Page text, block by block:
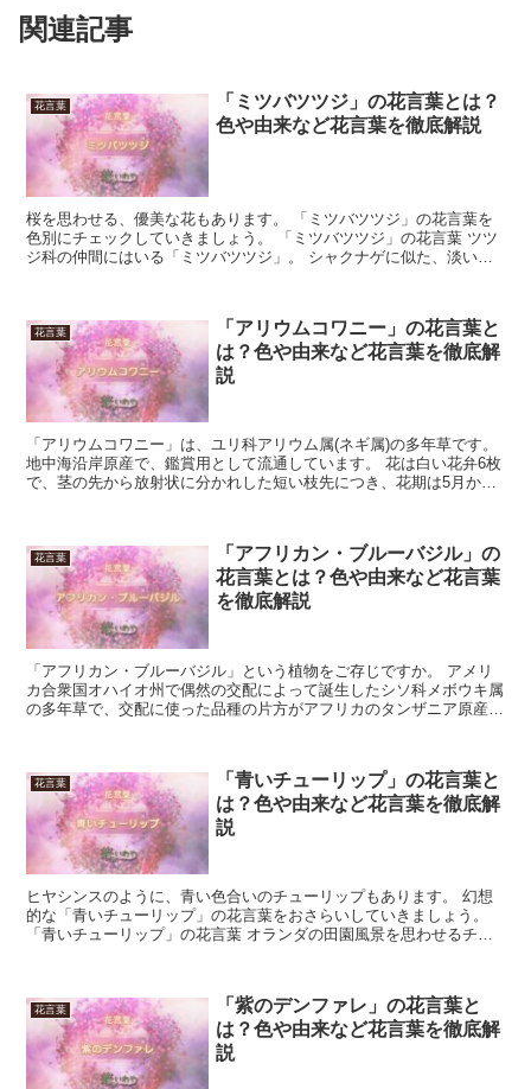
関連記事
花言葉
「ミツバツツジ」の花言葉とは？
色や由来など花言葉を徹底解説
桜を思わせる、優美な花もあります。 「ミツバツツジ」の花言葉を
色別にチェックしていきましょう。 「ミツバツツジ」の花言葉 ツツ
ジ科の仲間にはいる「ミツバツツジ」。 シャクナゲに似た、淡いド
花言葉
「アリウムコワニー」の花言葉と
は？色や由来など花言葉を徹底解
説
「アリウムコワニー」は、ユリ科アリウム属(ネギ属)の多年草です。
地中海沿岸原産で、鑑賞用として流通しています。 花は白い花弁6枚
で、茎の先から放射状に分かれした短い枝先につき、花期は5月から
花言葉
「アフリカン・ブルーバジル」の
花言葉とは？色や由来など花言葉
を徹底解説
「アフリカン・ブルーバジル」という植物をご存じですか。 アメリ
カ合衆国オハイオ州で偶然の交配によって誕生したシソ科メボウキ属
の多年草で、交配に使った品種の片方がアフリカのタンザニア原産だ
花言葉
「青いチューリップ」の花言葉と
は？色や由来など花言葉を徹底解
説
ヒヤシンスのように、青い色合いのチューリップもあります。 幻想
的な「青いチューリップ」の花言葉をおさらいしていきましょう。
「青いチューリップ」の花言葉 オランダの田園風景を思わせるチュ
花言葉
「紫のデンファレ」の花言葉と
は？色や由来など花言葉を徹底解
説